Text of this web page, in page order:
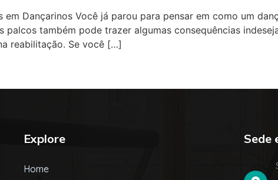
Dançarinos Você já parou para pensar em como um
também pode trazer algumas consequências
reabilitação. Se você […]
Explore
Home
Sede